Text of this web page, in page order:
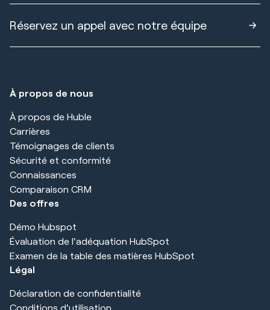
Réservez un appel avec notre équipe
À propos de nous
À propos de Huble
Carrières
Témoignages de clients
Sécurité et conformité
Connaissances
Comparaison CRM
Des offres
Démo Hubspot
Évaluation de l'adéquation HubSpot
Examen de la table des matières HubSpot
Légal
Déclaration de confidentialité
Conditions d'utilisation